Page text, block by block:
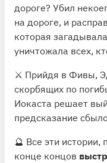
дороге? Убил
на дороге, и
которая
уничтожала всех,
⚔️ Прийдя в Фивы,
скорбящих по
Иокаста решает
предсказание
🔮 Все эти истории,
конце концов